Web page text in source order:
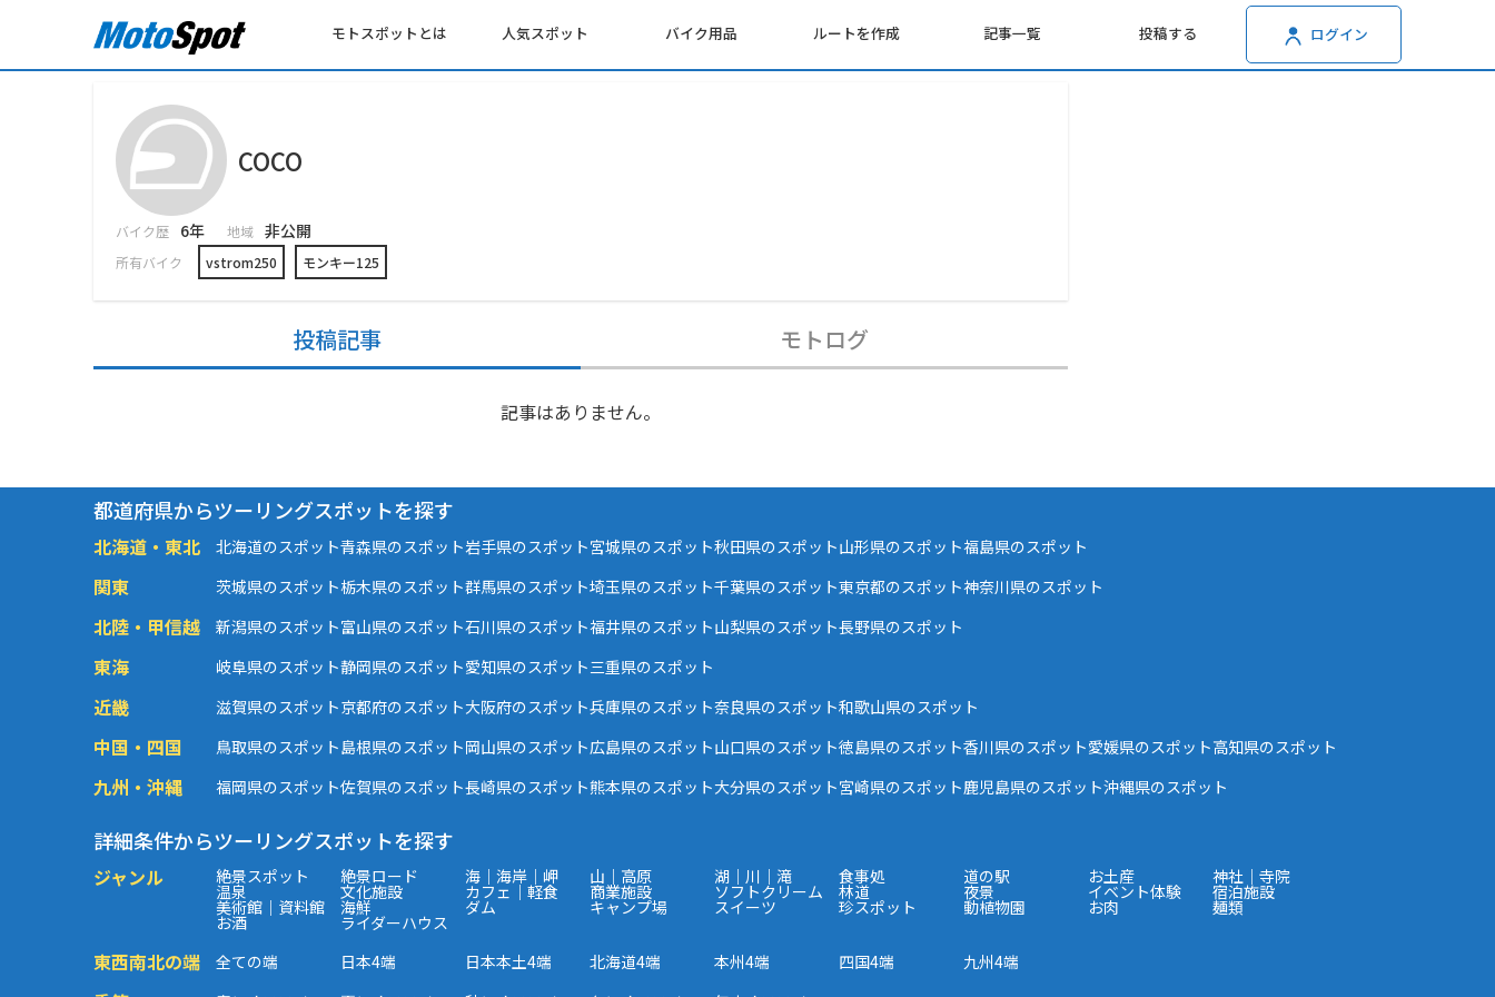
モトスポットとは 人気スポット バイク用品 ルートを作成 記事一覧 投稿する ログイン
COCO
バイク歴 6年 地域 非公開
所有バイク vstrom250 モンキー125
投稿記事 モトログ
記事はありません。
都道府県からツーリングスポットを探す
北海道・東北 北海道のスポット青森県のスポット岩手県のスポット宮城県のスポット秋田県のスポット山形県のスポット福島県のスポット
関東 茨城県のスポット栃木県のスポット群馬県のスポット埼玉県のスポット千葉県のスポット東京都のスポット神奈川県のスポット
北陸・甲信越 新潟県のスポット富山県のスポット石川県のスポット福井県のスポット山梨県のスポット長野県のスポット
東海 岐阜県のスポット静岡県のスポット愛知県のスポット三重県のスポット
近畿 滋賀県のスポット京都府のスポット大阪府のスポット兵庫県のスポット奈良県のスポット和歌山県のスポット
中国・四国 鳥取県のスポット島根県のスポット岡山県のスポット広島県のスポット山口県のスポット徳島県のスポット香川県のスポット愛媛県のスポット高知県のスポット
九州・沖縄 福岡県のスポット佐賀県のスポット長崎県のスポット熊本県のスポット大分県のスポット宮崎県のスポット鹿児島県のスポット沖縄県のスポット
詳細条件からツーリングスポットを探す
ジャンル 絶景スポット 絶景ロード 海｜海岸｜岬 山｜高原 湖｜川｜滝 食事処 道の駅 お土産 神社｜寺院
温泉 文化施設 カフェ｜軽食 商業施設 ソフトクリーム 林道 夜景 イベント体験 宿泊施設
美術館｜資料館 海鮮 ダム キャンプ場 スイーツ 珍スポット 動植物園 お肉 麺類
お酒 ライダーハウス
東西南北の端 全ての端 日本4端 日本本土4端 北海道4端 本州4端 四国4端 九州4端